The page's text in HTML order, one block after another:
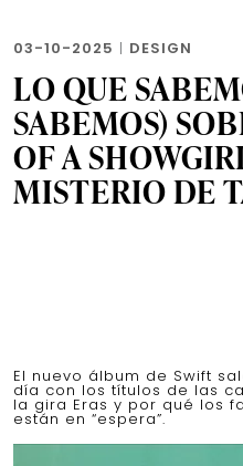
03-10-2025 | DESIGN
LO QUE
SABEMOS)
OF A
MISTERIO DE
El nuevo álbum de Swift
día con los títulos de las
la gira Eras y por qué los
están en “espera”.